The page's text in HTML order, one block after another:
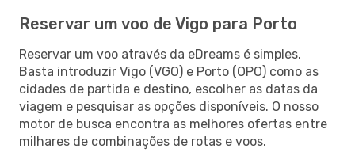
Reservar um voo de Vigo para Porto
Reservar um voo através da eDreams é simples.
Basta introduzir Vigo (VGO) e Porto (OPO) como as
cidades de partida e destino, escolher as datas da
viagem e pesquisar as opções disponíveis. O nosso
motor de busca encontra as melhores ofertas entre
milhares de combinações de rotas e voos.